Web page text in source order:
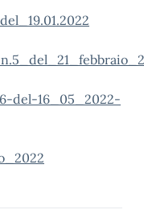
del-16_05_2022-